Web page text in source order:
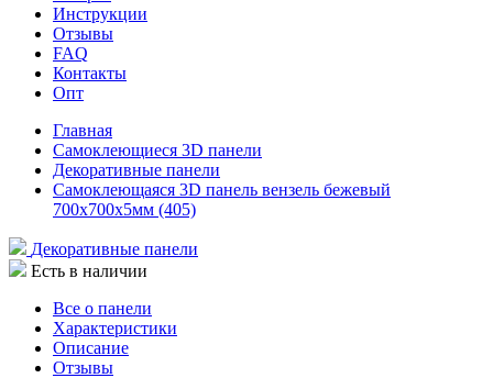
Инструкции
Отзывы
FAQ
Контакты
Опт
Главная
Самоклеющиеся 3D панели
Декоративные панели
Самоклеющаяся 3D панель вензель бежевый
700x700x5мм (405)
Декоративные панели
Есть в наличии
Все о панели
Характеристики
Описание
Отзывы